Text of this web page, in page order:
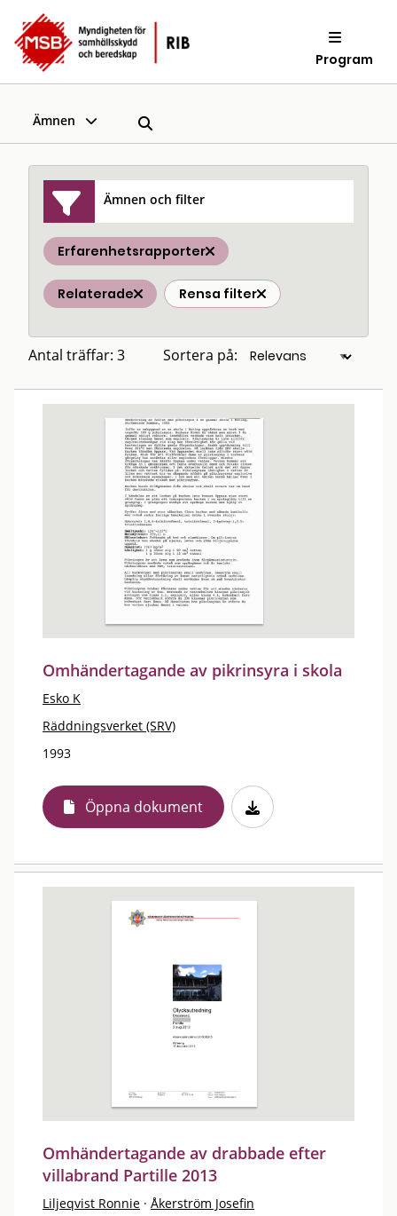
Program
Ämnen
Ämnen och filter
Erfarenhetsrapporter
Relaterade Rensa filter
Antal träffar: 3 Sortera på:
Omhändertagande av pikrinsyra i skola
Esko K
Räddningsverket (SRV)
1993
Öppna dokument
Omhändertagande av drabbade efter
villabrand Partille 2013
Liljeqvist Ronnie · Åkerström Josefin